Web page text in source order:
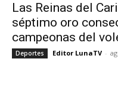
Las Reinas del
séptimo oro
campeonas del
Deportes Editor LunaTV -